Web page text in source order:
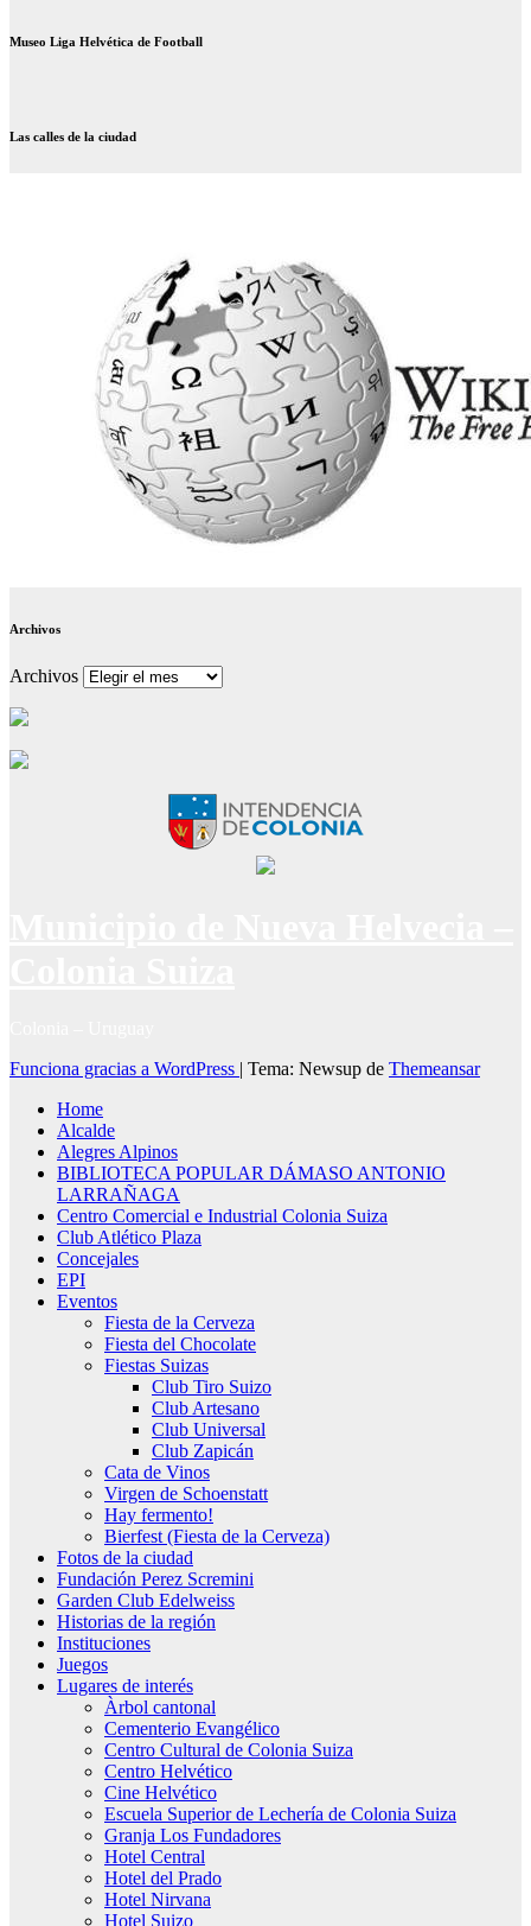
Museo Liga Helvética de Football
Las calles de la ciudad
Archivos
Archivos
Funciona gracias a WordPress | Tema: Newsup de Themeansar
Home
Alcalde
Alegres Alpinos
BIBLIOTECA POPULAR DÁMASO ANTONIO
LARRAÑAGA
Centro Comercial e Industrial Colonia Suiza
Club Atlético Plaza
Concejales
EPI
Eventos
Fiesta de la Cerveza
Fiesta del Chocolate
Fiestas Suizas
Club Tiro Suizo
Club Artesano
Club Universal
Club Zapicán
Cata de Vinos
Virgen de Schoenstatt
Hay fermento!
Bierfest (Fiesta de la Cerveza)
Fotos de la ciudad
Fundación Perez Scremini
Garden Club Edelweiss
Historias de la región
Instituciones
Juegos
Lugares de interés
Àrbol cantonal
Cementerio Evangélico
Centro Cultural de Colonia Suiza
Centro Helvético
Cine Helvético
Escuela Superior de Lechería de Colonia Suiza
Granja Los Fundadores
Hotel Central
Hotel del Prado
Hotel Nirvana
Hotel Suizo